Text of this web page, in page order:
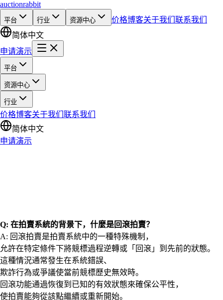
auctionrabbit
平台 行业 资源中心 价格博客关于我们 联系我们
简体中文
申请演示
平台
资源中心
行业
价格博客关于我们 联系我们
简体中文
申请演示
Q: 在拍賣系統的背景下，什麼是回滾拍賣？
A: 回滾拍賣是拍賣系統中的一種特殊機制，
允許在特定條件下將競標過程逆轉或「回滾」到先前的狀態。
這種情況通常發生在系統錯誤、
欺詐行為或爭議使當前競標歷史無效時。
回滾功能通過恢復到已知的有效狀態來確保公平性，
使拍賣能夠從該點繼續或重新開始。